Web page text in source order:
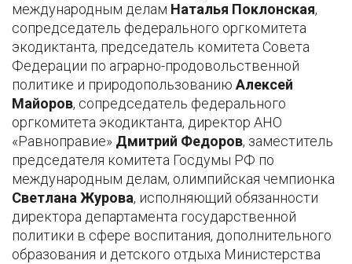
международным делам Наталья Поклонская,
сопредседатель федерального оргкомитета
экодиктанта, председатель комитета Совета
Федерации по аграрно-продовольственной
политике и природопользованию Алексей
Майоров, сопредседатель федерального
оргкомитета экодиктанта, директор АНО
«Равноправие» Дмитрий Федоров, заместитель
председателя комитета Госдумы РФ по
международным делам, олимпийская чемпионка
Светлана Журова, исполняющий обязанности
директора департамента государственной
политики в сфере воспитания, дополнительного
образования и детского отдыха Министерства